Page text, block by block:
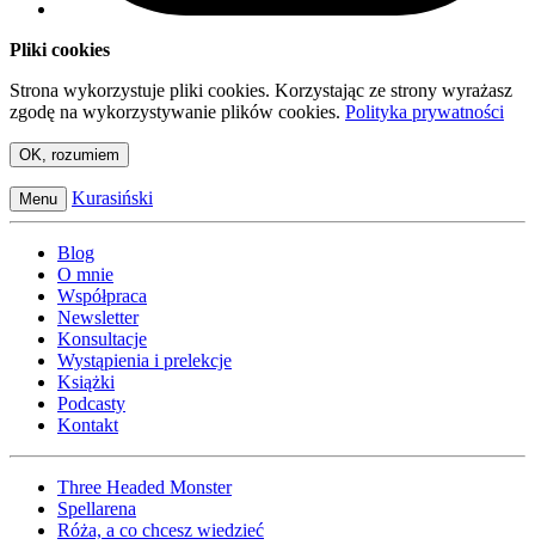
Pliki cookies
Strona wykorzystuje pliki cookies. Korzystając ze strony wyrażasz
zgodę na wykorzystywanie plików cookies. Polityka prywatności
OK, rozumiem
Menu Kurasiński
Blog
O mnie
Współpraca
Newsletter
Konsultacje
Wystąpienia i prelekcje
Książki
Podcasty
Kontakt
Three Headed Monster
Spellarena
Róża, a co chcesz wiedzieć